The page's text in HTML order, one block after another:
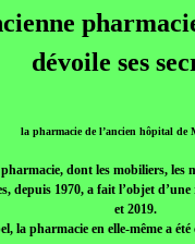
dévoile ses
la pharmacie de l’ancien hôpital de
dont les mobiliers,
depuis 1970, a fait l’objet
et 2019.
la pharmacie en elle-même a été